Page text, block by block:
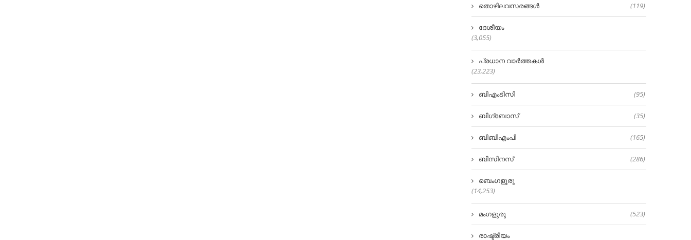
തൊഴിലവസരങ്ങൾ (119)
ദേശീയം
(3,055)
പ്രധാന വാർത്തകൾ
(23,223)
ബിഎംടിസി (95)
ബിഗ്‌ബോസ് (35)
ബിബിഎംപി (165)
ബിസിനസ് (286)
ബെംഗളൂരു
(14,253)
മംഗളുരു (523)
രാഷ്ട്രീയം